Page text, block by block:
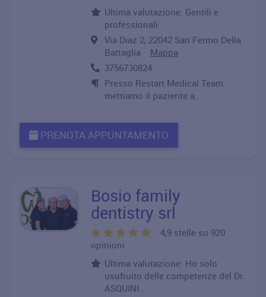
Ultima valutazione: Gentili e
professionali
Via Diaz 2, 22042 San Fermo Della
Battaglia Mappa
3756730824
Presso Restart Medical Team
mettiamo il paziente a..
PRENOTA APPUNTAMENTO
Bosio family
dentistry srl
4,9 stelle su 920
opinioni
Ultima valutazione: Ho solo
usufruito delle competenze del Dr.
ASQUINI..